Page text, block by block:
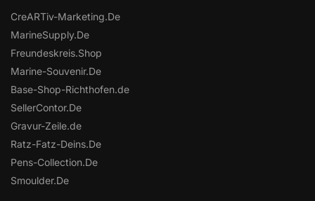
CreARTiv-Marketing.De
MarineSupply.De
Freundeskreis.Shop
Marine-Souvenir.De
Base-Shop-Richthofen.de
SellerContor.De
Gravur-Zeile.de
Ratz-Fatz-Deins.De
Pens-Collection.De
Smoulder.De